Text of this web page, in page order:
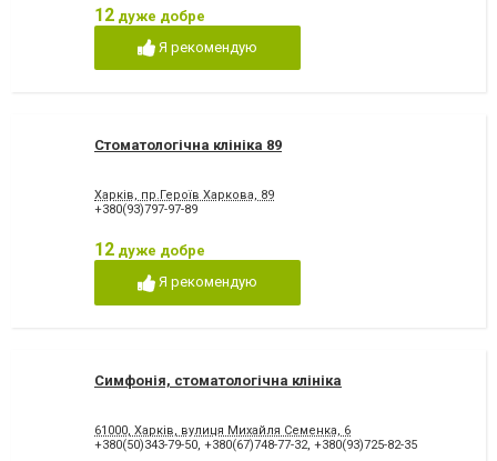
12 дуже добре
Я рекомендую
Стоматологічна клініка 89
Харків, пр.Героїв Харкова, 89
+380(93)797-97-89
12 дуже добре
Я рекомендую
Симфонія, стоматологічна клініка
61000, Харків, вулиця Михайля Семенка, 6
+380(50)343-79-50, +380(67)748-77-32, +380(93)725-82-35